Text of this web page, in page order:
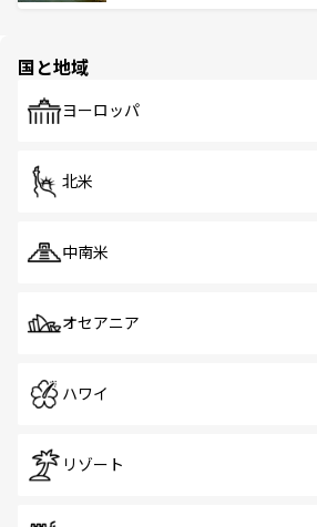
で、ホーカーズは地元の風情を楽
国と地域
ヨーロッパ
北米
中南米
オセアニア
ハワイ
リゾート